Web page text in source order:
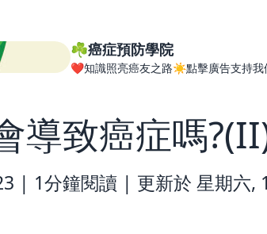
☘️癌症預防學院
❤️知識照亮癌友之路☀️點擊廣告支持我
導致癌症嗎
| 1分鐘閱讀 | 更新於 星期六,